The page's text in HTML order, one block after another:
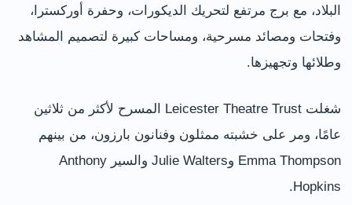
البلاد، مع برج مرتفع لتحريك الديكورات، وحفرة أوركسترا،
وفتحات ومصائد مسرحية، ومساحات كبيرة لتصميم المشاهد
وطلائها وتجهيزها.
شغلت Leicester Theatre Trust المسرح لأكثر من ثلاثين
عامًا، ومر على خشبته ممثلون وفنانون بارزون، من بينهم
Emma Thompson وJulie Walters والسير Anthony
Hopkins.